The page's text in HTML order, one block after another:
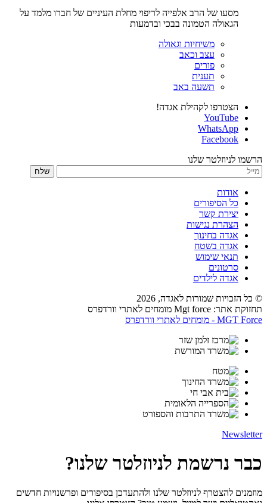
מסעו של הרב אלפייה לריפוי מחלת העיניים של חברו מלמד על
הגאולה הטמונה בבכי ובדמעות
משיחיות וגאולה
עצב וכאב
פורים
תענית
תשעה באב
הצטרפו לקהילת אגדה!
YouTube
WhatsApp
Facebook
הרשמו לניוזלטר שלנו
שלח
אודות
כל הסיפורים
יצירת קשר
הצהרת נגישות
אגדה בחינוך
אגדה בשטח
תנאי שימוש
סרטונים
אגדה לילדים
© כל הזכויות שמורות לאגדה, 2026
תחזוקת אתר: Mgt force מומחים לאתרי וורדפרס
MGT Force - מומחים לאתרי וורדפרס
Newsletter
כבר נרשמת לניוזלטר שלנו?
מוזמנים להצטרף לניוזלטר שלנו ולהתעדכן בסיפורים ופרשנויות חדשים